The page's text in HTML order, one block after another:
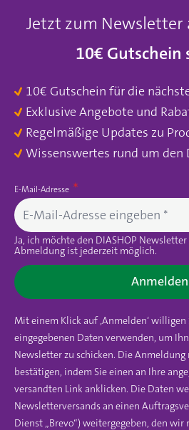
Jetzt zum Newsletter
10€ Gutschein
10€ Gutschein für die
Exklusive Angebote und
Regelmäßige Updates zu
Wissenswertes rund um den
E-Mail-Adresse
Ja, ich möchte den DIASHOP
Abmeldung ist jederzeit möglich.
Anmelden
Mit einem Klick auf ‚Anmelden‘ willigen
eingegebenen Daten verwenden, um
Newsletter zu schicken. Die Anmeldung
bestätigen, indem Sie einen an Ihre
versandten Link anklicken. Die Daten
Newsletterversands an einen
Dienst „Brevo“) weitergegeben, den wir